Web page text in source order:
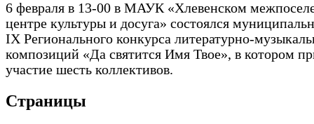
6 февраля в 13-00 в МАУК «Хлевенском
центре культуры и досуга» состоялся
IX Регионального конкурса литературно-
композиций «Да святится Имя Твое», в котором
участие шесть коллективов.
Страницы